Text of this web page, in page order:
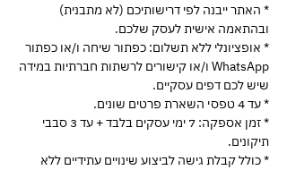
* האתר ייבנה לפי דרישותיכם (לא מתבנית)
ובהתאמה אישית לעסק שלכם.
* אופציונלי ללא תשלום: כפתור שיחה ו/או כפתור
WhatsApp ו/או קישורים לרשתות חברתיות במידה
שיש לכם דפים עסקיים.
* עד 4 טפסי השארת פרטים שונים.
* זמן אספקה: 7 ימי עסקים בלבד + עד 3 סבבי
תיקונים.
* כולל קבלת גישה לביצוע שינויים עתידיים ללא